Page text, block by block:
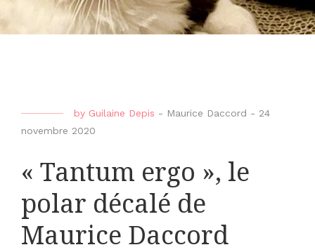
by Guilaine Depis - Maurice Daccord - 24
novembre 2020
« Tantum ergo », le
polar décalé de
Maurice Daccord